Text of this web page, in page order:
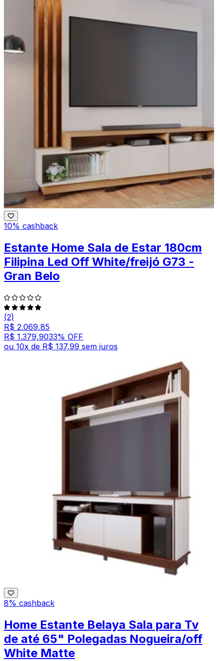
10% cashback
Estante Home Sala de Estar 180cm
Filipina Led Off White/freijó G73 -
Gran Belo
(2)
R$ 2.069,85
R$ 1.379,9033% OFF
ou 10x de R$ 137,99 sem juros
8% cashback
Home Estante Belaya Sala para Tv
de até 65" Polegadas Nogueira/off
White Matte